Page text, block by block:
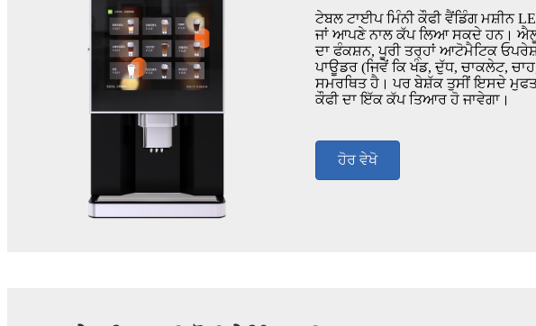
ਟੇਬਲ ਟਾਈਪ ਮਿੰਨੀ ਕੌਫੀ ਵੈਂਡਿੰਗ ਮਸ਼ੀਨ
ਜਾਂ ਆਪਣੇ ਨਾਲ ਕੱਪ ਲਿਆ ਸਕਦੇ ਹਨ।
ਦਾ ਫੰਕਸ਼ਨ, ਪੂਰੀ ਤਰ੍ਹਾਂ ਆਟੋਮੈਟਿਕ
ਪਾਊਡਰ (ਜਿਵੇਂ ਕਿ ਖੰਡ, ਦੁੱਧ, ਚਾਕਲੇਟ,
ਸਮਰਥਿਤ ਹੈ। ਪਰ ਬੇਸ਼ੱਕ ਤੁਸੀਂ ਇਸਦੇ ਮੁਫਤ
ਕੌਫੀ ਦਾ ਇੱਕ ਕੱਪ ਤਿਆਰ ਹੋ ਜਾਵੇਗਾ।
ਹੋਰ ਵੇਖੋ